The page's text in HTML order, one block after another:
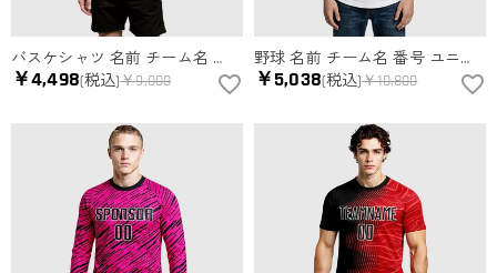
バスケシャツ 名前 チーム名 番号 タンクトップ ノースリーブ バスケウェア ユニフォーム ジャージ 男女兼用 オーダーメイド
￥4,498(税込)￥9,000
野球 名前 チーム名 番号 ユニフォームシャツ オープンタイプ 野球ウェア 男女兼用 オーダーメイド
￥5,038(税込)￥10,800